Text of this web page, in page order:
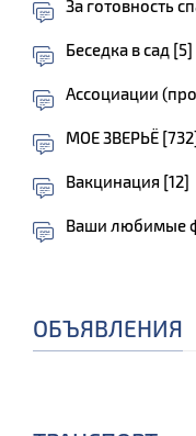
За готовность
Беседка в сад [5]
Ассоциации
МОЕ ЗВЕРЬЁ
Вакцинация [12]
Ваши любимые
ОБЪЯВЛЕНИЯ